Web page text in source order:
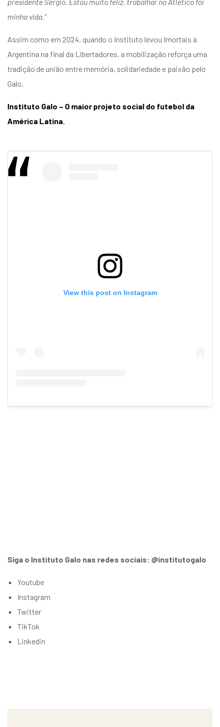
minha vida.”
Assim como em 2024, quando o Instituto levou Imortais à
Argentina na final da Libertadores, a mobilização reforça uma
tradição de união entre memória, solidariedade e paixão pelo
Galo.
Instituto Galo – O maior projeto social do futebol da
América Latina.
View this post on Instagram
Siga o Instituto Galo nas redes sociais: @institutogalo
Youtube
Instagram
Twitter
TikTok
Linkedin